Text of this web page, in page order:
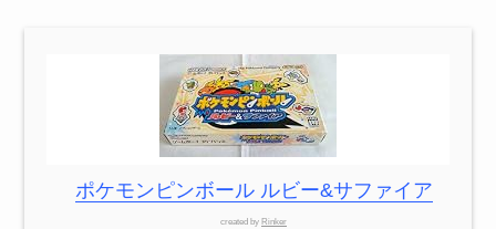
ポケモンピンボール ルビー&サファイア
created by Rinker